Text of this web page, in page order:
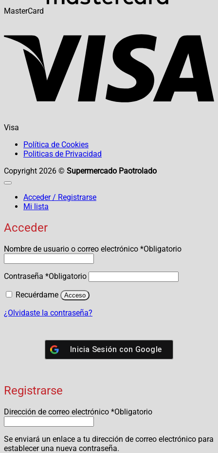
MasterCard
Visa
Política de Cookies
Politicas de Privacidad
Copyright 2026 © Supermercado Paotrolado
Acceder / Registrarse
Mi lista
Acceder
Nombre de usuario o correo electrónico *Obligatorio
Contraseña *Obligatorio
Recuérdame
Acceso
¿Olvidaste la contraseña?
Inicia Sesión con Google
Registrarse
Dirección de correo electrónico *Obligatorio
Se enviará un enlace a tu dirección de correo electrónico para
establecer una nueva contraseña.